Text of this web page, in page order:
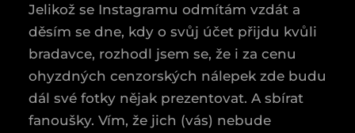
Jelikož se Instagramu odmítám vzdát a
děsím se dne, kdy o svůj účet přijdu kvůli
bradavce, rozhodl jsem se, že i za cenu
ohyzdných cenzorských nálepek zde budu
dál své fotky nějak prezentovat. A sbírat
fanoušky. Vím, že jich (vás) nebude